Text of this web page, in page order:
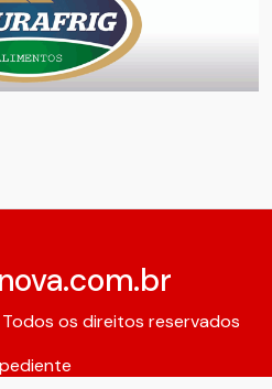
os direitos reservados